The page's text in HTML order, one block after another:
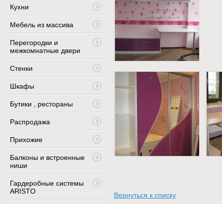
Вернуться к списку
Кухни
Мебель из массива
Перегородки и
межкомнатные двери
Стенки
Шкафы
Бутики , рестораны
Распродажа
Прихожие
Балконы и встроенные
ниши
Гардеробные системы
ARISTO